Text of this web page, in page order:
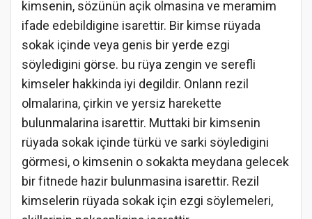
kimsenin, sözünün açik olmasina ve meramim
ifade edebildigine isarettir. Bir kimse rüyada
sokak içinde veya genis bir yerde ezgi
söyledigini görse. bu rüya zengin ve serefli
kimseler hakkinda iyi degildir. Onlann rezil
olmalarina, çirkin ve yersiz harekette
bulunmalarina isarettir. Muttaki bir kimsenin
rüyada sokak içinde türkü ve sarki söyledigini
görmesi, o kimsenin o sokakta meydana gelecek
bir fitnede hazir bulunmasina isarettir. Rezil
kimselerin rüyada sokak için ezgi söylemeleri,